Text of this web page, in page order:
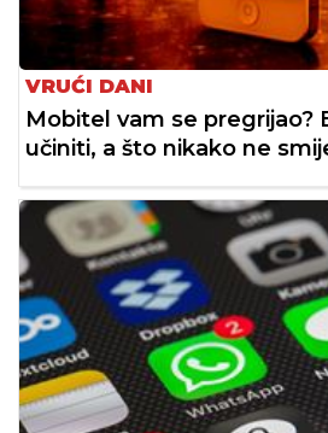
VRUĆI DANI
Mobitel vam se pregrijao?
učiniti, a što nikako ne